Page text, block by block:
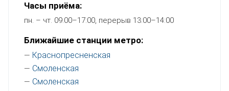
Часы приёма:
пн. – чт. 09:00–17:00, перерыв 13:00–14:00
Ближайшие станции метро:
— Краснопресненская
— Смоленская
— Смоленская